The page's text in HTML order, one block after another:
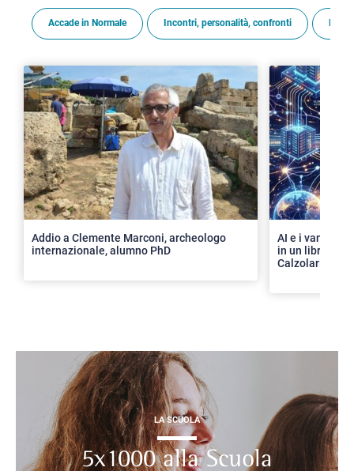
Accade in Normale Incontri, personalità, confronti
Addio a Clemente Marconi, archeologo
internazionale, alumno PhD
AI e i vantaggi
in un libro con
Calzolari
>
LA SCUOLA
5x1000 alla Scuola